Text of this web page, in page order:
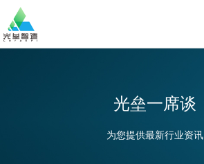
页
产
光垒一席谈
为您提供最新行业资讯